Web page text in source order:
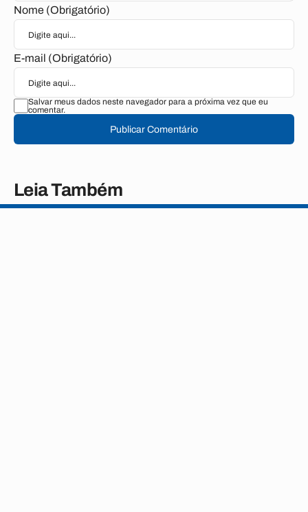
Nome (Obrigatório)
E-mail (Obrigatório)
Salvar meus dados neste navegador para a próxima vez que eu
comentar.
Publicar Comentário
Leia Também